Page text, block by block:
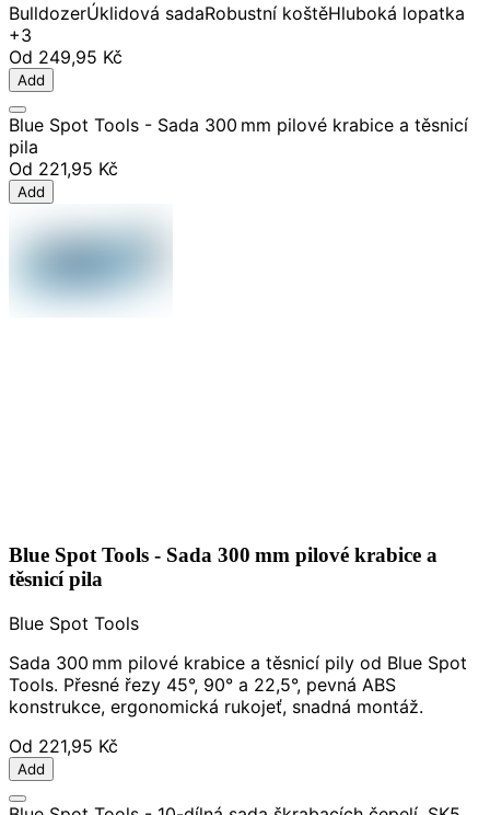
BulldozerÚklidová sadaRobustní koštěHluboká lopatka
+3
Od 249,95 Kč
Add
Blue Spot Tools - Sada 300 mm pilové krabice a těsnicí
pila
Od 221,95 Kč
Add
Blue Spot Tools - Sada 300 mm pilové krabice a
těsnicí pila
Blue Spot Tools
Sada 300 mm pilové krabice a těsnicí pily od Blue Spot
Tools. Přesné řezy 45°, 90° a 22,5°, pevná ABS
konstrukce, ergonomická rukojeť, snadná montáž.
Od 221,95 Kč
Add